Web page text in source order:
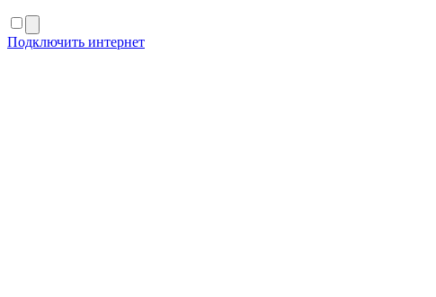
Подключить интернет